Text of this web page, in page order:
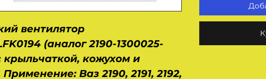
вентилятор
(аналог 2190-1300025-
крыльчаткой, кожухом и
Ваз 2190, 2191, 2192,